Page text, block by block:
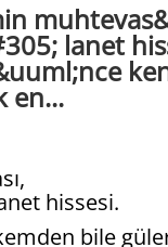
lanet
en...
hissesi.
bile